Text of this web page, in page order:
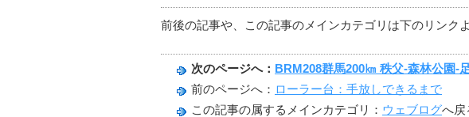
前後の記事や、この記事のメインカテゴリは下のリンク
次のページへ： BRM208群馬200㎞ 秩父-森林公園-
前のページへ： ローラー台：手放しできるまで
この記事の属するメインカテゴリ： ウェブログへ戻